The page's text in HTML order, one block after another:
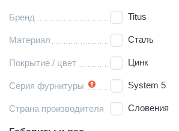
Бренд Titus
Материал Сталь
Покрытие / цвет Цинк
Серия фурнитуры System 5
Страна производителя Словения